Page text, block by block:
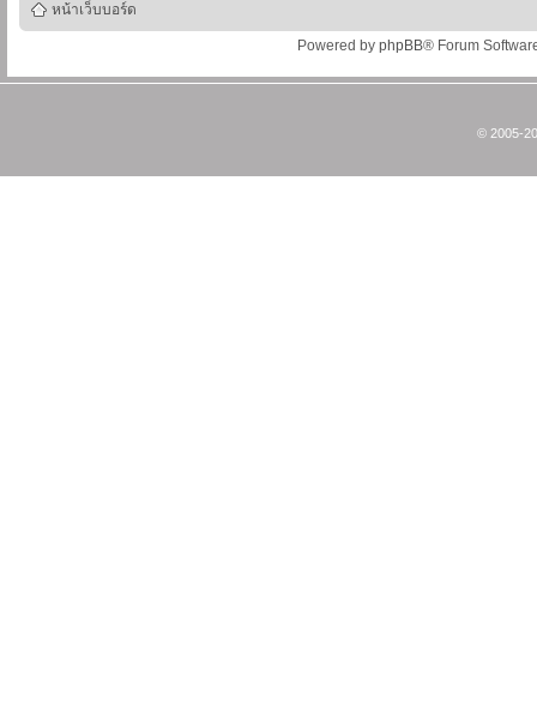
หน้าเว็บบอร์ด
Powered by phpBB® Forum
© 2005-